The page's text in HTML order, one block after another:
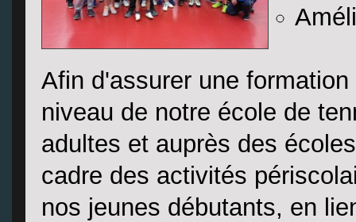
Afin d'assurer une
niveau de notre école de
adultes et auprès des
cadre des activités
nos jeunes débutants, en